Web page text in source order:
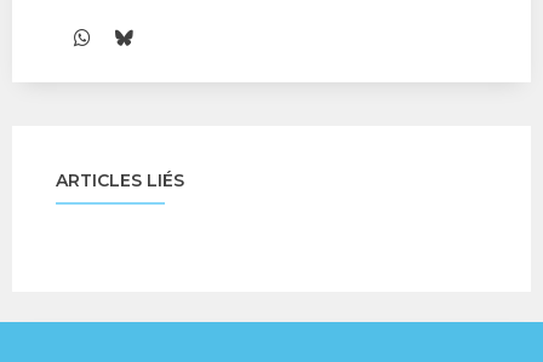
ARTICLES LIÉS